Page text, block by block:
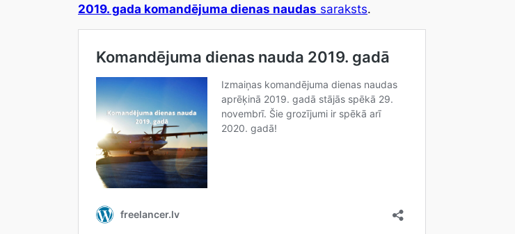
2019. gada komandējuma dienas naudas saraksts.